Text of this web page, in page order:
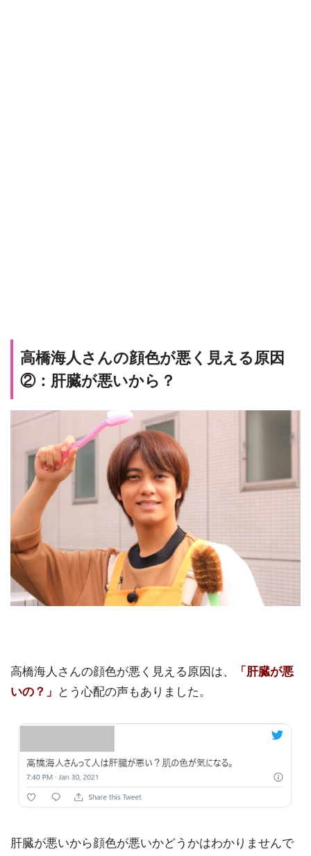
高橋海人さんの顔色が悪く見える原因
②：肝臓が悪いから？
高橋海人さんの顔色が悪く見える原因は、
「肝臓が悪
いの？」
とう心配の声もありました。
肝臓が悪いから顔色が悪いかどうかはわかりませんで